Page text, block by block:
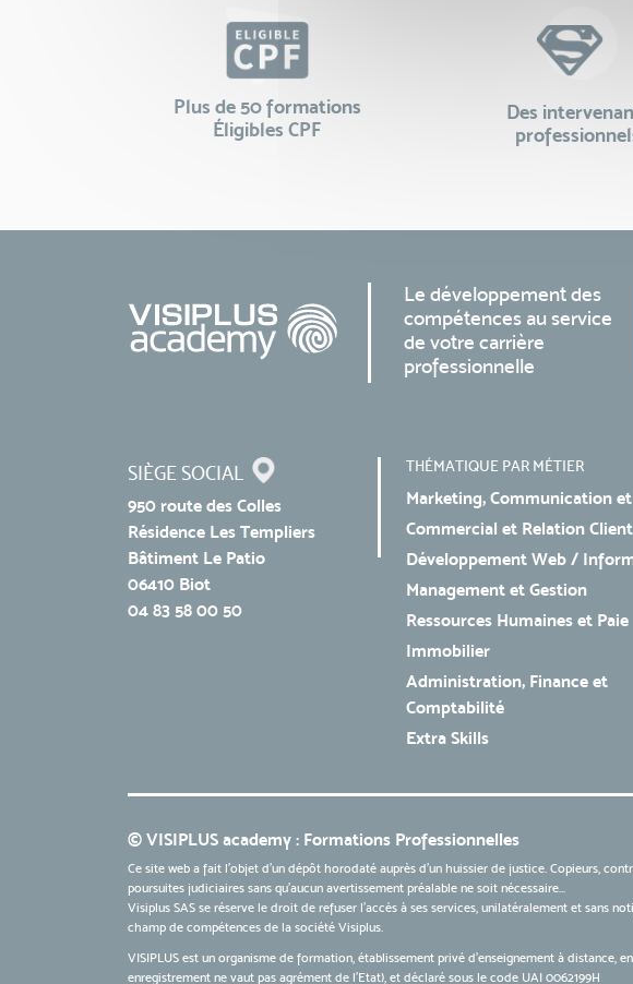
Plus de 50 formations
Éligibles CPF
Des
Le développement des
compétences au service
de votre carrière
professionnelle
SIÈGE SOCIAL
950 route des Colles
Résidence Les Templiers
Bâtiment Le Patio
06410 Biot
04 83 58 00 50
THÉMATIQUE PAR MÉTIER
Marketing, Communication
Commercial et Relation Client
Développement Web /
Management et Gestion
Ressources Humaines et Paie
Immobilier
Administration, Finance et
Comptabilité
Extra Skills
© VISIPLUS academy : Formations Professionnelles
Ce site web a fait l'objet d'un dépôt horodaté auprès d'un huissier de justice. Copieurs,
poursuites judiciaires sans qu’aucun avertissement préalable ne soit nécessaire...
Visiplus SAS se réserve le droit de refuser l'accès à ses services, unilatéralement et sans
champ de compétences de la société Visiplus.
VISIPLUS est un organisme de formation, établissement privé d’enseignement à distance,
enregistrement ne vaut pas agrément de l’Etat), et déclaré sous le code UAI 0062199H